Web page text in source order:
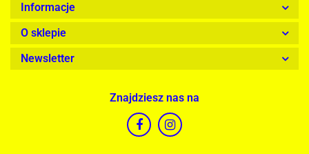
Informacje
O sklepie
Newsletter
Znajdziesz nas na